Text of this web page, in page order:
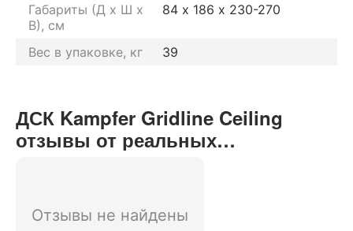
Габариты (Д х Ш х
В), см
84 х 186 х 230-270
Вес в упаковке, кг 39
ДСК Kampfer Gridline Ceiling
отзывы от реальных
Отзывы не найдены